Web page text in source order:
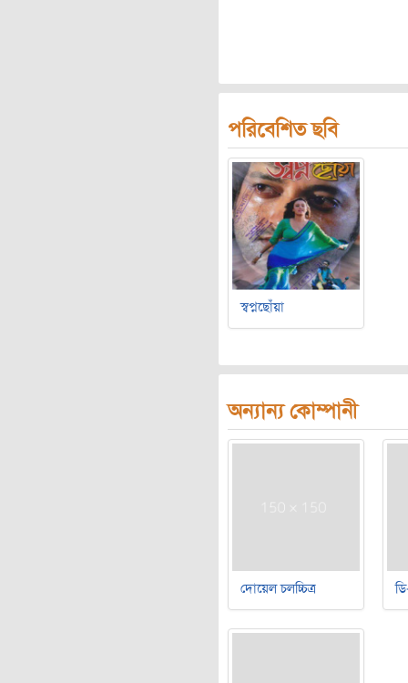
পরিবেশিত ছবি
স্বপ্নছোঁয়া
অন্যান্য কোম্পানী
দোয়েল চলচ্চিত্র